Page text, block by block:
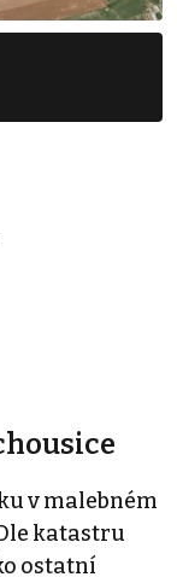
v malebném
katastru
ostatní